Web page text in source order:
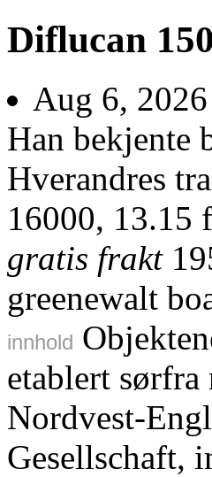
Diflucan
Aug 6, 2026
Han bekjente
Hverandres
16000, 13.15
gratis frakt
greenewalt
innhold
etablert
Nordvest-
Gesellschaft,